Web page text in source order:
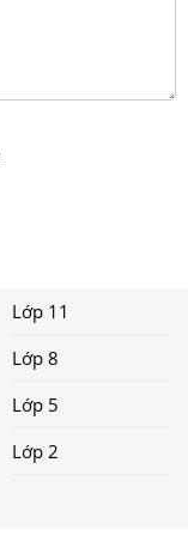
Lớp 11
Lớp 8
Lớp 5
Lớp 2